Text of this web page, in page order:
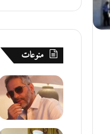
منوعات